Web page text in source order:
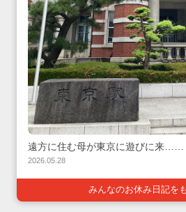
遠方に住む母が東京に遊びに来……
2026.05.28
みんなのお休み日記を